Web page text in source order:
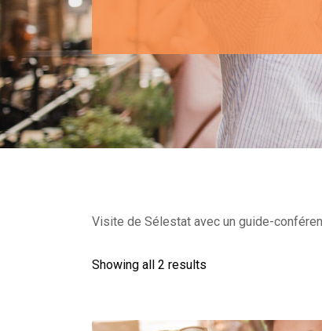
Visite de Sélestat avec un guide-
Showing all 2 results